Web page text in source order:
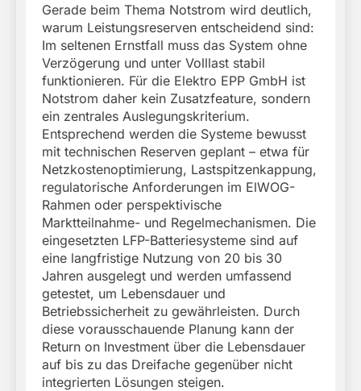
Gerade beim Thema Notstrom wird deutlich,
warum Leistungsreserven entscheidend sind:
Im seltenen Ernstfall muss das System ohne
Verzögerung und unter Volllast stabil
funktionieren. Für die Elektro EPP GmbH ist
Notstrom daher kein Zusatzfeature, sondern
ein zentrales Auslegungskriterium.
Entsprechend werden die Systeme bewusst
mit technischen Reserven geplant – etwa für
Netzkostenoptimierung, Lastspitzenkappung,
regulatorische Anforderungen im ElWOG-
Rahmen oder perspektivische
Marktteilnahme- und Regelmechanismen. Die
eingesetzten LFP-Batteriesysteme sind auf
eine langfristige Nutzung von 20 bis 30
Jahren ausgelegt und werden umfassend
getestet, um Lebensdauer und
Betriebssicherheit zu gewährleisten. Durch
diese vorausschauende Planung kann der
Return on Investment über die Lebensdauer
auf bis zu das Dreifache gegenüber nicht
integrierten Lösungen steigen.